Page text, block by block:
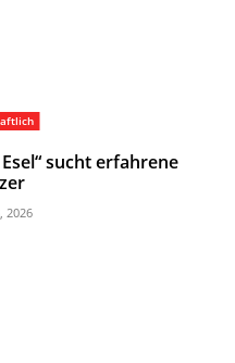
sucht erfahrene
2026